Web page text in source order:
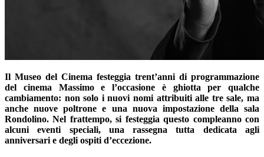
Il Museo del Cinema festeggia trent’anni di programmazione
del cinema Massimo e l’occasione è ghiotta per qualche
cambiamento: non solo i nuovi nomi attribuiti alle tre sale, ma
anche nuove poltrone e una nuova impostazione della sala
Rondolino. Nel frattempo, si festeggia questo compleanno con
alcuni eventi speciali, una rassegna tutta dedicata agli
anniversari e degli ospiti d’eccezione.